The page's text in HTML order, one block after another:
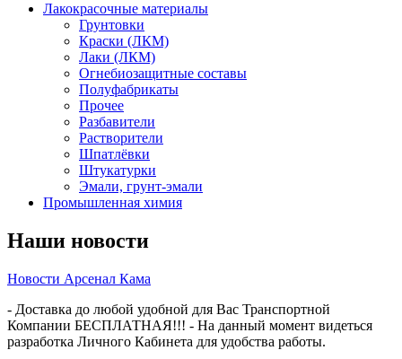
Лакокрасочные материалы
Грунтовки
Краски (ЛКМ)
Лаки (ЛКМ)
Огнебиозащитные составы
Полуфабрикаты
Прочее
Разбавители
Растворители
Шпатлёвки
Штукатурки
Эмали, грунт-эмали
Промышленная химия
Наши новости
Новости Арсенал Кама
- Доставка до любой удобной для Вас Транспортной
Компании БЕСПЛАТНАЯ!!! - На данный момент видеться
разработка Личного Кабинета для удобства работы.